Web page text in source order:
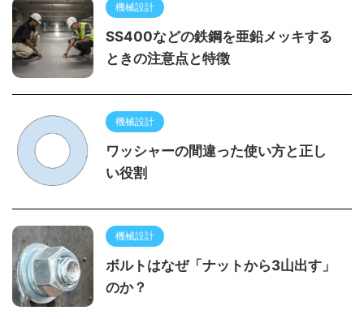
機械設計
SS400などの鉄鋼を亜鉛メッキする
ときの注意点と特徴
機械設計
ワッシャーの間違った使い方と正し
い役割
機械設計
ボルトはなぜ「ナットから3山出す」
のか？